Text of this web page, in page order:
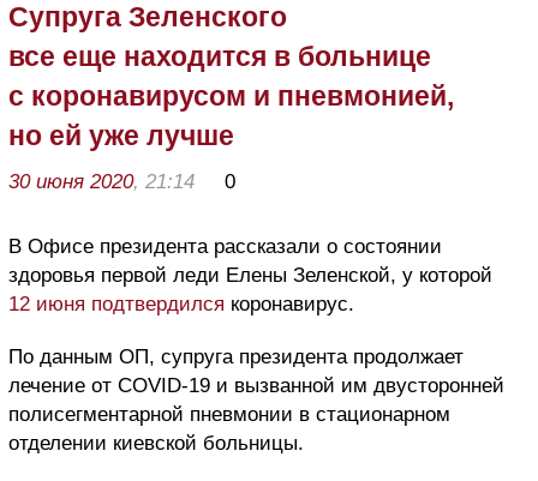
Супруга Зеленского
все еще находится в больнице
с коронавирусом и пневмонией,
но ей уже лучше
30 июня 2020, 21:14 0
В Офисе президента рассказали о состоянии
здоровья первой леди Елены Зеленской, у которой
12 июня подтвердился коронавирус.
По данным ОП, супруга президента продолжает
лечение от COVID-19 и вызванной им двусторонней
полисегментарной пневмонии в стационарном
отделении киевской больницы.